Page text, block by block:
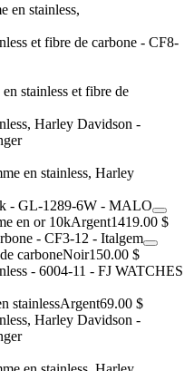
en stainless,
stainless et fibre de
en stainless, Harley
en or 10kArgent1419.00 $
carboneNoir150.00 $
stainlessArgent69.00 $